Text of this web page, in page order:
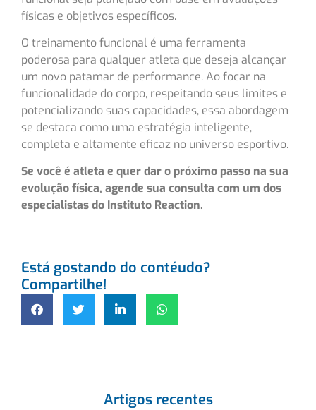
físicas e objetivos específicos.
O treinamento funcional é uma ferramenta
poderosa para qualquer atleta que deseja alcançar
um novo patamar de performance. Ao focar na
funcionalidade do corpo, respeitando seus limites e
potencializando suas capacidades, essa abordagem
se destaca como uma estratégia inteligente,
completa e altamente eficaz no universo esportivo.
Se você é atleta e quer dar o próximo passo na sua
evolução física, agende sua consulta com um dos
especialistas do Instituto Reaction.
Está gostando do contéudo?
Compartilhe!
Artigos recentes